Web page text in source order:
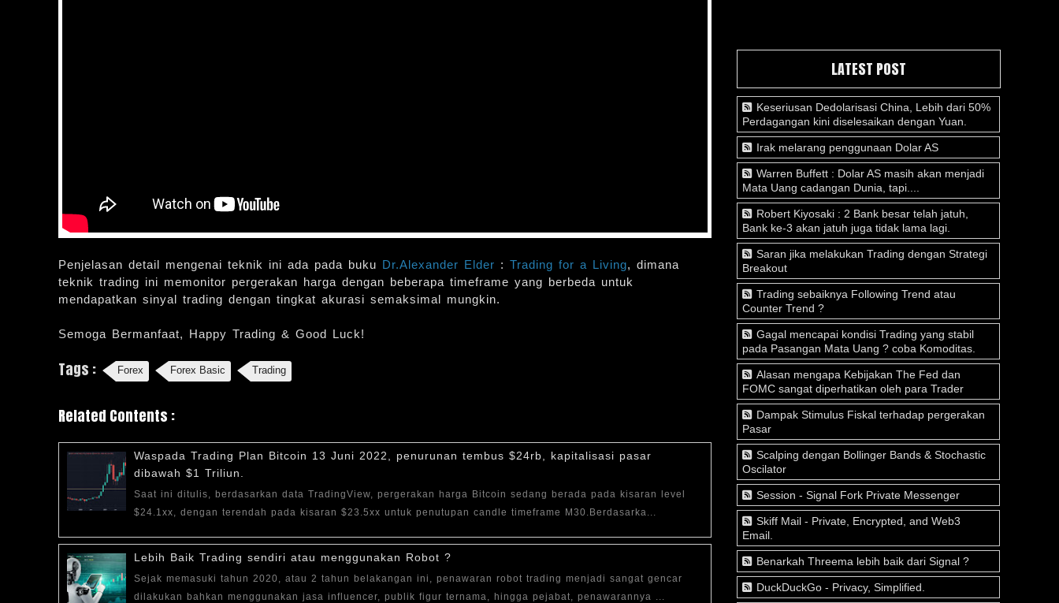
Penjelasan detail mengenai teknik ini ada pada buku Dr.Alexander Elder : Trading for a Living, dimana
teknik trading ini memonitor pergerakan harga dengan beberapa timeframe yang berbeda untuk
mendapatkan sinyal trading dengan tingkat akurasi semaksimal mungkin.
Semoga Bermanfaat, Happy Trading & Good Luck!
Tags : Forex Forex Basic Trading
Related Contents :
Waspada Trading Plan Bitcoin 13 Juni 2022, penurunan tembus $24rb, kapitalisasi pasar
dibawah $1 Triliun.
Saat ini ditulis, berdasarkan data TradingView, pergerakan harga Bitcoin sedang berada pada kisaran level
$24.1xx, dengan terendah pada kisaran $23.5xx untuk penutupan candle timeframe M30.Berdasarka...
Lebih Baik Trading sendiri atau menggunakan Robot ?
Sejak memasuki tahun 2020, atau 2 tahun belakangan ini, penawaran robot trading menjadi sangat gencar
dilakukan bahkan menggunakan jasa influencer, publik figur ternama, hingga pejabat, penawarannya ...
LATEST POST
Keseriusan Dedolarisasi China, Lebih dari 50%
Perdagangan kini diselesaikan dengan Yuan.
Irak melarang penggunaan Dolar AS
Warren Buffett : Dolar AS masih akan menjadi
Mata Uang cadangan Dunia, tapi....
Robert Kiyosaki : 2 Bank besar telah jatuh,
Bank ke-3 akan jatuh juga tidak lama lagi.
Saran jika melakukan Trading dengan Strategi
Breakout
Trading sebaiknya Following Trend atau
Counter Trend ?
Gagal mencapai kondisi Trading yang stabil
pada Pasangan Mata Uang ? coba Komoditas.
Alasan mengapa Kebijakan The Fed dan
FOMC sangat diperhatikan oleh para Trader
Dampak Stimulus Fiskal terhadap pergerakan
Pasar
Scalping dengan Bollinger Bands & Stochastic
Oscilator
Session - Signal Fork Private Messenger
Skiff Mail - Private, Encrypted, and Web3
Email.
Benarkah Threema lebih baik dari Signal ?
DuckDuckGo - Privacy, Simplified.